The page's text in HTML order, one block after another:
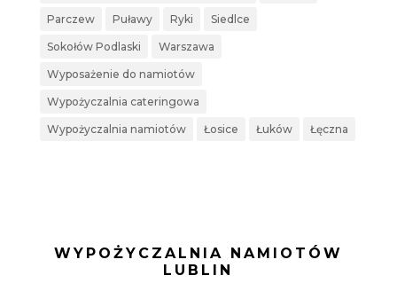
Parczew Puławy Ryki Siedlce
Sokołów Podlaski Warszawa
Wyposażenie do namiotów
Wypożyczalnia cateringowa
Wypożyczalnia namiotów Łosice Łuków Łęczna
WYPOŻYCZALNIA NAMIOTÓW
LUBLIN